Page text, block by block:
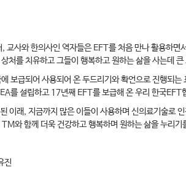
교사와 한의사인 역자들은 EFT를 처음 만나 활용하면
처를 치유하고 그들이 행복하고 원하는 삶을 사는데 큰
보급되어 사용되어 온 두드리기와 확언으로 진행되
를 설립하고 17년째 EFT를 보급해 온 우리 한국EFT
이래, 지금까지 많은 이들이 사용하며 신의료기술로
와 함께 더욱 건강하고 행복하며 원하는 삶을 누리기
진